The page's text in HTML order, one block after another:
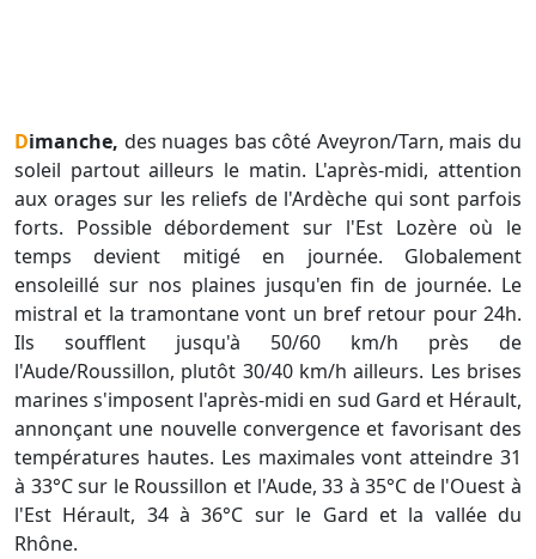
Dimanche, des nuages bas côté Aveyron/Tarn, mais du
soleil partout ailleurs le matin. L'après-midi, attention
aux orages sur les reliefs de l'Ardèche qui sont parfois
forts. Possible débordement sur l'Est Lozère où le
temps devient mitigé en journée. Globalement
ensoleillé sur nos plaines jusqu'en fin de journée. Le
mistral et la tramontane vont un bref retour pour 24h.
Ils soufflent jusqu'à 50/60 km/h près de
l'Aude/Roussillon, plutôt 30/40 km/h ailleurs. Les brises
marines s'imposent l'après-midi en sud Gard et Hérault,
annonçant une nouvelle convergence et favorisant des
températures hautes. Les maximales vont atteindre 31
à 33°C sur le Roussillon et l'Aude, 33 à 35°C de l'Ouest à
l'Est Hérault, 34 à 36°C sur le Gard et la vallée du
Rhône.